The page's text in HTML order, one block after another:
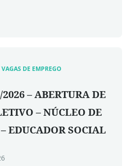
DE EMPREGO
– ABERTURA DE
– NÚCLEO DE
EDUCADOR SOCIAL